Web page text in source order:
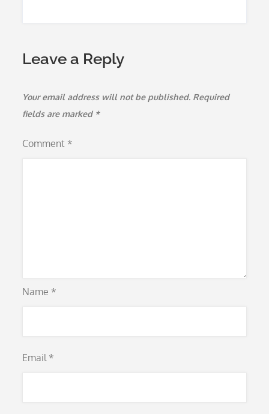
Leave a Reply
Your email address will not be published. Required
fields are marked *
Comment *
Name *
Email *